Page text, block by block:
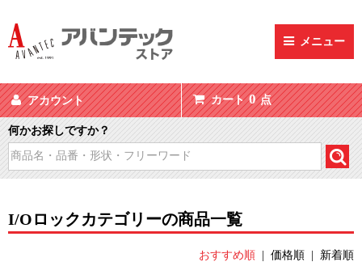
メニュー
アカウント カート 0 点
何かお探しですか？
I/Oロックカテゴリーの商品一覧
おすすめ順 | 価格順 | 新着順